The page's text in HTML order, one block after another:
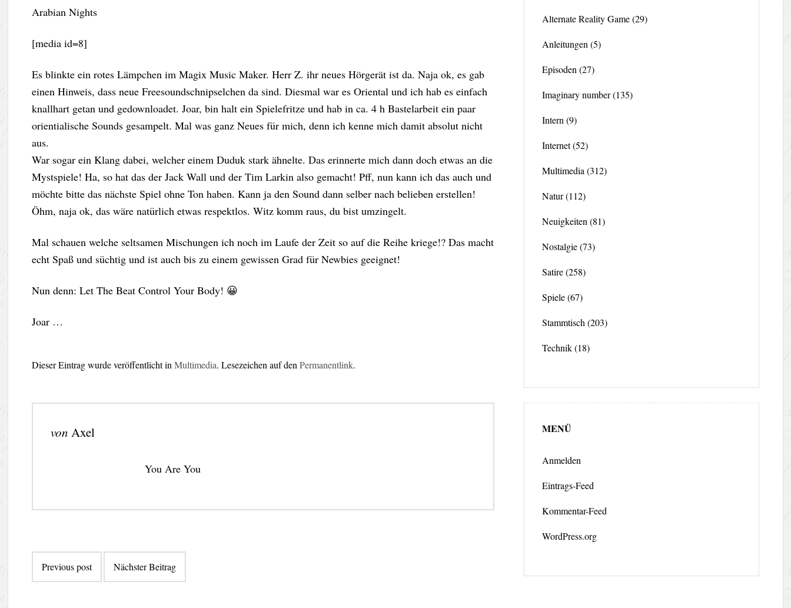
Arabian Nights
[media id=8]
Es blinkte ein rotes Lämpchen im Magix Music Maker. Herr Z. ihr neues Hörgerät ist da. Naja ok, es gab
einen Hinweis, dass neue Freesoundschnipselchen da sind. Diesmal war es Oriental und ich hab es einfach
knallhart getan und gedownloadet. Joar, bin halt ein Spielefritze und hab in ca. 4 h Bastelarbeit ein paar
orientialische Sounds gesampelt. Mal was ganz Neues für mich, denn ich kenne mich damit absolut nicht
aus.
War sogar ein Klang dabei, welcher einem Duduk stark ähnelte. Das erinnerte mich dann doch etwas an die
Mystspiele! Ha, so hat das der Jack Wall und der Tim Larkin also gemacht! Pff, nun kann ich das auch und
möchte bitte das nächste Spiel ohne Ton haben. Kann ja den Sound dann selber nach belieben erstellen!
Öhm, naja ok, das wäre natürlich etwas respektlos. Witz komm raus, du bist umzingelt.
Mal schauen welche seltsamen Mischungen ich noch im Laufe der Zeit so auf die Reihe kriege!? Das macht
echt Spaß und süchtig und ist auch bis zu einem gewissen Grad für Newbies geeignet!
Nun denn: Let The Beat Control Your Body! 😀
Joar …
Dieser Eintrag wurde veröffentlicht inMultimedia. Lesezeichen auf denPermanentlink.
vonAxel
You Are You
Beitragsnavigation
Previous post Nächster Beitrag
Alternate Reality Game(29)
Anleitungen (5)
Episoden (27)
Imaginary number(135)
Intern (9)
Internet(52)
Multimedia (312)
Natur(112)
Neuigkeiten (81)
Nostalgie(73)
Satire(258)
Spiele(67)
Stammtisch (203)
Technik(18)
MENÜ
Anmelden
Eintrags-Feed
Kommentar-Feed
WordPress.org